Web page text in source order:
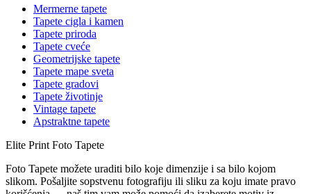
Mermerne tapete
Tapete cigla i kamen
Tapete priroda
Tapete cveće
Geometrijske tapete
Tapete mape sveta
Tapete gradovi
Tapete životinje
Vintage tapete
Apstraktne tapete
Elite Print Foto Tapete
Foto Tapete možete uraditi bilo koje dimenzije i sa bilo kojom
slikom. Pošaljite sopstvenu fotografiju ili sliku za koju imate pravo